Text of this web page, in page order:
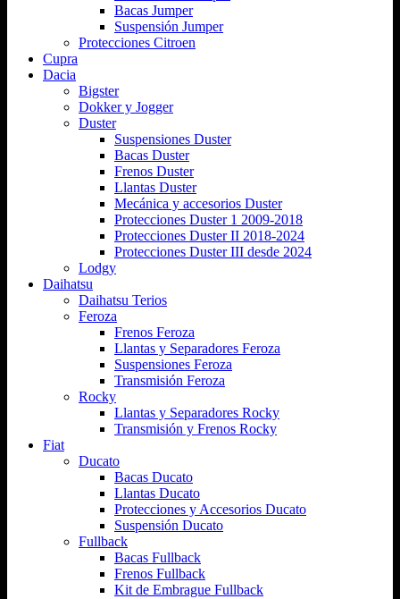
Bacas Jumper
Suspensión Jumper
Protecciones Citroen
Cupra
Dacia
Bigster
Dokker y Jogger
Duster
Suspensiones Duster
Bacas Duster
Frenos Duster
Llantas Duster
Mecánica y accesorios Duster
Protecciones Duster 1 2009-2018
Protecciones Duster II 2018-2024
Protecciones Duster III desde 2024
Lodgy
Daihatsu
Daihatsu Terios
Feroza
Frenos Feroza
Llantas y Separadores Feroza
Suspensiones Feroza
Transmisión Feroza
Rocky
Llantas y Separadores Rocky
Transmisión y Frenos Rocky
Fiat
Ducato
Bacas Ducato
Llantas Ducato
Protecciones y Accesorios Ducato
Suspensión Ducato
Fullback
Bacas Fullback
Frenos Fullback
Kit de Embrague Fullback